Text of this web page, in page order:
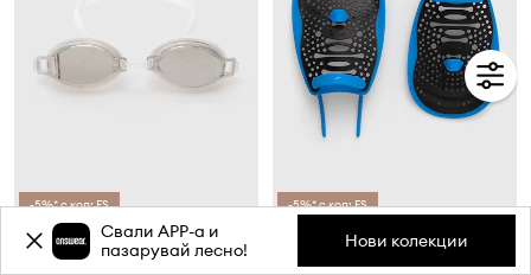
-5%* с код: FS
Nike Очила за плуване
Текуща цена:
-5%* с код: FS
27,99 €
Свали APP-a и
пазарувай лесно!
Нови колекции